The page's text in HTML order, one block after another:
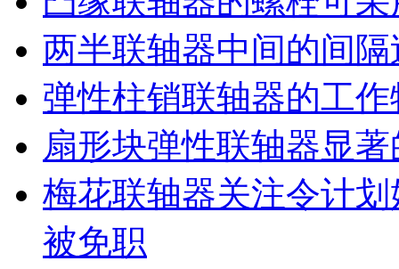
两半联轴器中间的间隔
弹性柱销联轴器的工
扇形块弹性联轴器显
梅花联轴器关注令计
被免职